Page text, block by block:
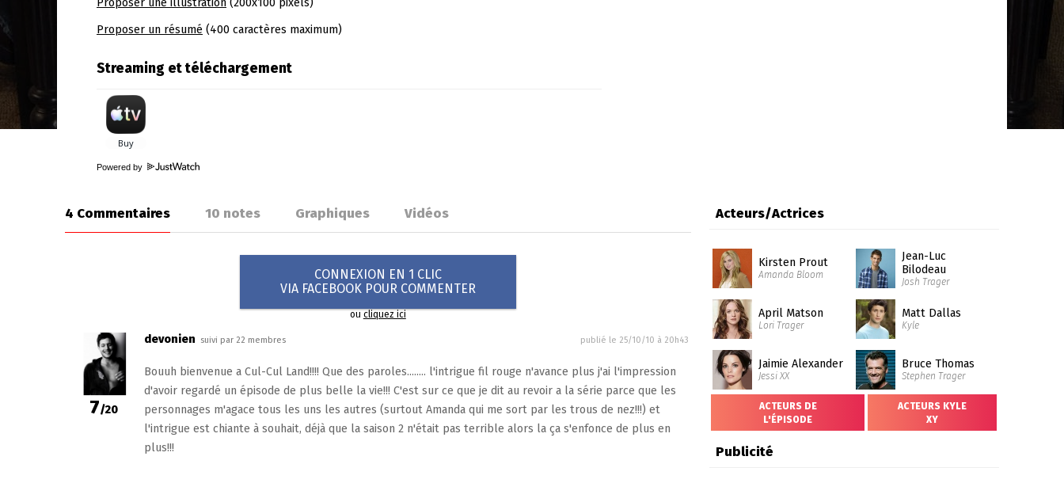
Proposer une illustration (200x100 pixels)
Proposer un résumé (400 caractères maximum)
Streaming et téléchargement
Powered by
4 Commentaires 10 notes Graphiques Vidéos
CONNEXION EN 1 CLIC
VIA FACEBOOK POUR COMMENTER
oucliquez ici
7/20
devonien suivi par 22 membres publié le 25/10/10 à 20h43
Bouuh bienvenue a Cul-Cul Land!!!! Que des paroles........ l'intrigue fil rouge n'avance plus j'ai l'impression
d'avoir regardé un épisode de plus belle la vie!!! C'est sur ce que je dit au revoir a la série parce que les
personnages m'agace tous les uns les autres (surtout Amanda qui me sort par les trous de nez!!!) et
l'intrigue est chiante à souhait, déjà que la saison 2 n'était pas terrible alors la ça s'enfonce de plus en
plus!!!
Acteurs/Actrices
Kirsten Prout
Amanda Bloom
Jean-Luc
Bilodeau
Josh Trager
April Matson
Lori Trager
Matt Dallas
Kyle
Jaimie Alexander
Jessi XX
Bruce Thomas
Stephen Trager
ACTEURS DE
L'ÉPISODE
ACTEURS KYLE
XY
Publicité